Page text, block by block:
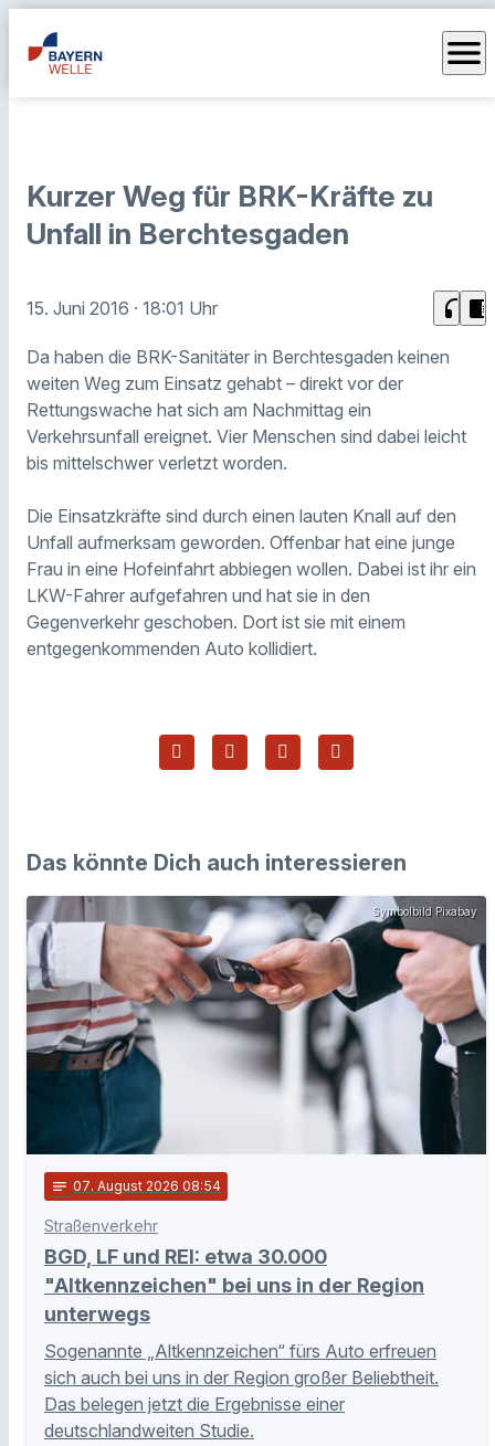
menu
Kurzer Weg für BRK-Kräfte zu
Unfall in Berchtesgaden
15. Juni 2016 · 18:01 Uhr headphones chrome_reader_mode
Da haben die BRK-Sanitäter in Berchtesgaden keinen
weiten Weg zum Einsatz gehabt – direkt vor der
Rettungswache hat sich am Nachmittag ein
Verkehrsunfall ereignet. Vier Menschen sind dabei leicht
bis mittelschwer verletzt worden.
Die Einsatzkräfte sind durch einen lauten Knall auf den
Unfall aufmerksam geworden. Offenbar hat eine junge
Frau in eine Hofeinfahrt abbiegen wollen. Dabei ist ihr ein
LKW-Fahrer aufgefahren und hat sie in den
Gegenverkehr geschoben. Dort ist sie mit einem
entgegenkommenden Auto kollidiert.
Das könnte Dich auch interessieren
Symbolbild Pixabay
notes 07. August 2026 08:54
Straßenverkehr
BGD, LF und REI: etwa 30.000
"Altkennzeichen" bei uns in der Region
unterwegs
Sogenannte „Altkennzeichen“ fürs Auto erfreuen
sich auch bei uns in der Region großer Beliebtheit.
Das belegen jetzt die Ergebnisse einer
deutschlandweiten Studie.